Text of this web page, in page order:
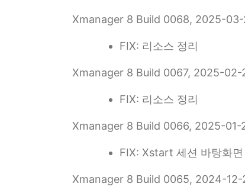
Xmanager 8 Build 0068, 2025-
FIX: 리소스 정리
Xmanager 8 Build 0067, 2025-02-
FIX: 리소스 정리
Xmanager 8 Build 0066, 2025-01-
FIX: Xstart 세션 바탕화
Xmanager 8 Build 0065, 2024-12-